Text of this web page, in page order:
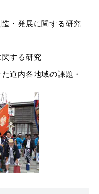
・発展に関する研究
する研究
道内各地域の課題・